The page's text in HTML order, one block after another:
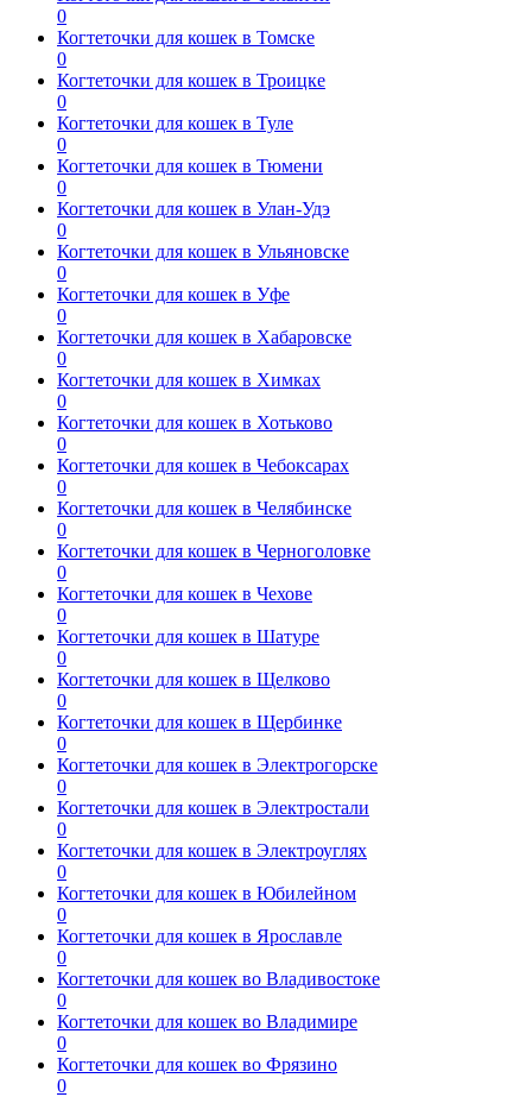
0
Когтеточки для кошек в Томске
0
Когтеточки для кошек в Троицке
0
Когтеточки для кошек в Туле
0
Когтеточки для кошек в Тюмени
0
Когтеточки для кошек в Улан-Удэ
0
Когтеточки для кошек в Ульяновске
0
Когтеточки для кошек в Уфе
0
Когтеточки для кошек в Хабаровске
0
Когтеточки для кошек в Химках
0
Когтеточки для кошек в Хотьково
0
Когтеточки для кошек в Чебоксарах
0
Когтеточки для кошек в Челябинске
0
Когтеточки для кошек в Черноголовке
0
Когтеточки для кошек в Чехове
0
Когтеточки для кошек в Шатуре
0
Когтеточки для кошек в Щелково
0
Когтеточки для кошек в Щербинке
0
Когтеточки для кошек в Электрогорске
0
Когтеточки для кошек в Электростали
0
Когтеточки для кошек в Электроуглях
0
Когтеточки для кошек в Юбилейном
0
Когтеточки для кошек в Ярославле
0
Когтеточки для кошек во Владивостоке
0
Когтеточки для кошек во Владимире
0
Когтеточки для кошек во Фрязино
0